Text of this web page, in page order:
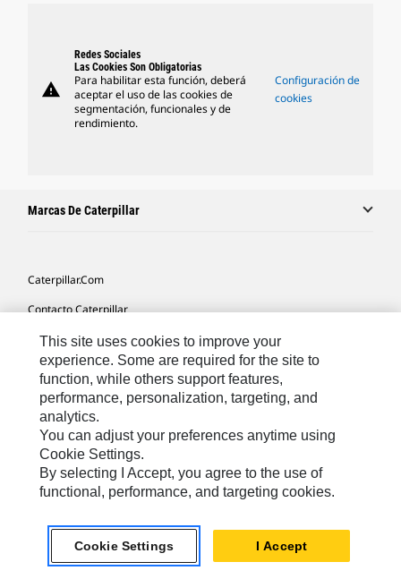
warning
Redes Sociales
Las Cookies Son Obligatorias
Para habilitar esta función, deberá
aceptar el uso de las cookies de
segmentación, funcionales y de
rendimiento.
Configuración de
cookies
Marcas De Caterpillar
Caterpillar.com
Contacto Caterpillar
Mis Preferencias De Marketing
Mapa Del Sitio
Cookie Settings
Aviso Legal
Privacidad
Europe-Spanish© 2026 Caterpillar. Reservados todos los derechos
This site uses cookies to improve your
experience. Some are required for the site to
function, while others support features,
performance, personalization, targeting, and
analytics.
You can adjust your preferences anytime using
Cookie Settings.
By selecting I Accept, you agree to the use of
functional, performance, and targeting cookies.
Cookie Settings I Accept